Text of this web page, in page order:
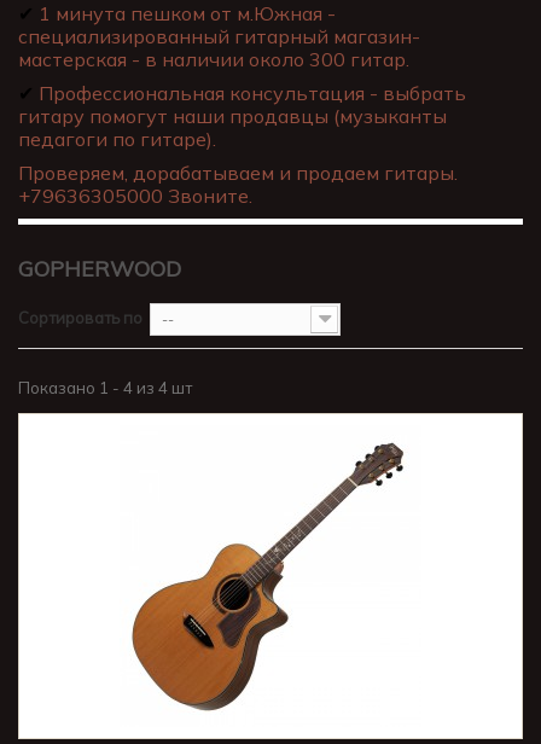
✔ 1 минута пешком от м.Южная -
специализированный гитарный магазин-
мастерская - в наличии около 300 гитар.
✔ Профессиональная консультация - выбрать
гитару помогут наши продавцы (музыканты
педагоги по гитаре).
Проверяем, дорабатываем и продаем гитары.
+79636305000 Звоните.
GOPHERWOOD
Сортировать по --
Показано 1 - 4 из 4 шт